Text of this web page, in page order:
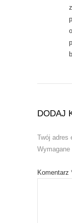
DODAJ
Twój adres
Komentarz